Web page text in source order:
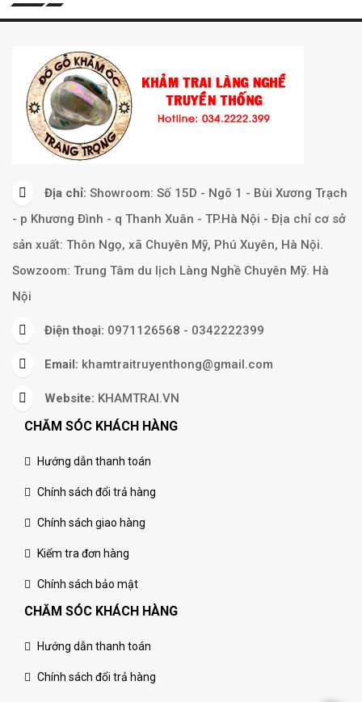
Địa chỉ: Showroom: Số 15D - Ngõ 1 - Bùi Xương Trạch
- p Khương Đình - q Thanh Xuân - TP.Hà Nội - Địa chỉ cơ sở
sản xuất: Thôn Ngọ, xã Chuyên Mỹ, Phú Xuyên, Hà Nội.
Sowzoom: Trung Tâm du lịch Làng Nghề Chuyên Mỹ. Hà
Nội
Điện thoại: 0971126568 - 0342222399
Email: khamtraitruyenthong@gmail.com
Website: KHAMTRAI.VN
CHĂM SÓC KHÁCH HÀNG
Hướng dẫn thanh toán
Chính sách đổi trả hàng
Chính sách giao hàng
Kiểm tra đơn hàng
Chính sách bảo mật
CHĂM SÓC KHÁCH HÀNG
Hướng dẫn thanh toán
Chính sách đổi trả hàng